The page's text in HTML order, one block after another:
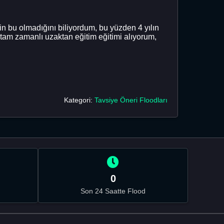
olmadığını biliyordum, bu yüzden 4 yılın
zamanlı uzaktan eğitim eğitimi alıyorum,
Kategori: Tavsiye Öneri Floodları
0
Son 24 Saatte Flood